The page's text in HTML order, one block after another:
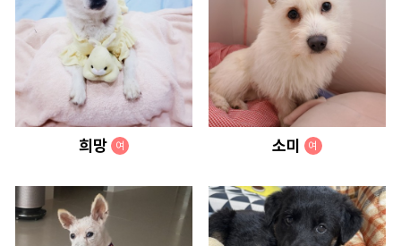
희망 여 소미 여